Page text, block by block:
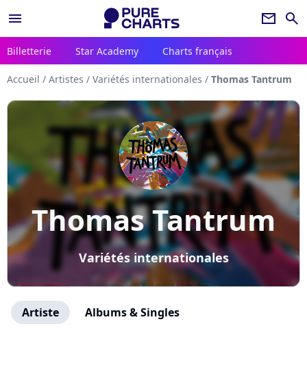
menu newsletter search
Billetterie Star Academy Charts français
Accueil / Artistes / Variétés internationales / Thomas Tantrum
Thomas Tantrum
Variétés internationales
Artiste Albums & Singles